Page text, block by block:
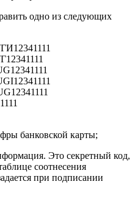
одно из следующих
банковской карты;
Это секретный код,
соотнесения
при подписании